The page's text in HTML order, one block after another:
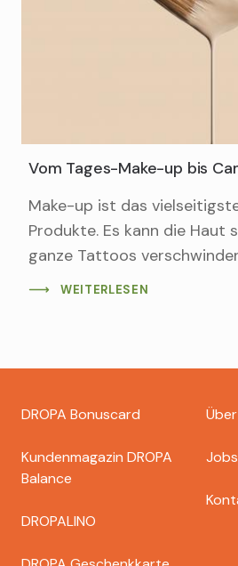
Vom Tages-Make-up bis
Make-up ist das
Produkte. Es kann die Haut
ganze Tattoos
WEITERLESEN
Footer
dropa
DROPA Bonuscard
Kundenmagazin DROPA
Balance
DROPALINO